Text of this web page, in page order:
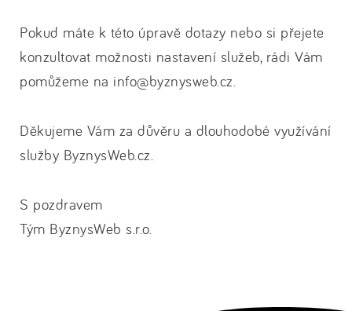
Pokud máte k této úpravě dotazy nebo si přejete
konzultovat možnosti nastavení služeb, rádi Vám
pomůžeme na info@byznysweb.cz.
Děkujeme Vám za důvěru a dlouhodobé využívání
služby ByznysWeb.cz.
S pozdravem
Tým ByznysWeb s.r.o.